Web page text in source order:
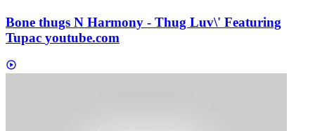
Bone thugs N Harmony - Thug Luv\' Featuring
Tupac youtube.com